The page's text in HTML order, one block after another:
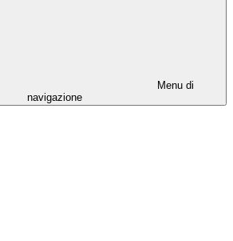
Menu di
navigazione